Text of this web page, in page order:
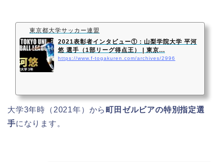
東京都大学サッカー連盟
2021表彰者インタビュー①：山梨学院大学 平河
悠 選手（1部リーグ得点王） | 東京...
https://www.f-togakuren.com/archives/2996
大学3年時（2021年）から 町田ゼルビアの特別指定選
手になります。